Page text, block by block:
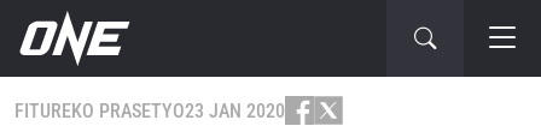
FITUREKO PRASETYO23 JAN 2020